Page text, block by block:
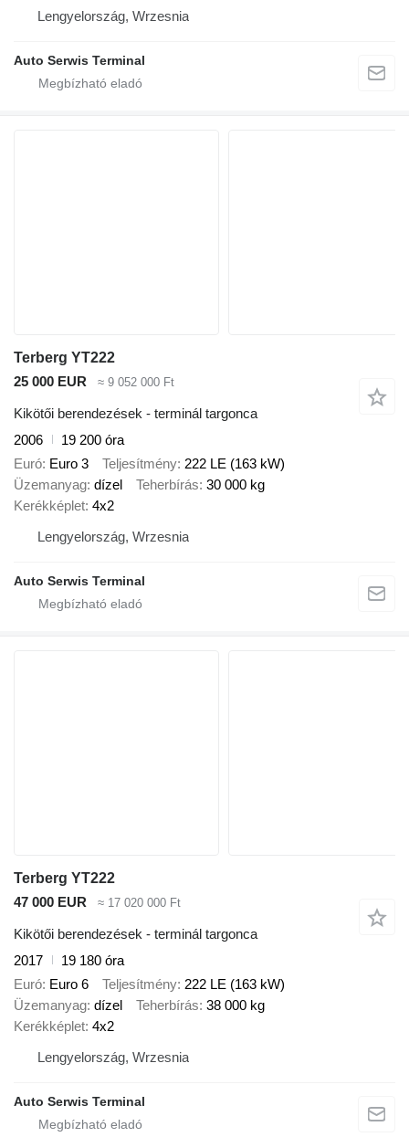
Lengyelország, Wrzesnia
Auto Serwis Terminal
Terberg YT222
25 000 EUR
≈ 9 052 000 Ft
Kikötői berendezések - terminál targonca
2006
19 200 óra
Euró Euro 3 Teljesítmény 222 LE (163 kW)
Üzemanyag dízel Teherbírás 30 000 kg
Kerékképlet 4x2
Lengyelország, Wrzesnia
Auto Serwis Terminal
Terberg YT222
47 000 EUR
≈ 17 020 000 Ft
Kikötői berendezések - terminál targonca
2017
19 180 óra
Euró Euro 6 Teljesítmény 222 LE (163 kW)
Üzemanyag dízel Teherbírás 38 000 kg
Kerékképlet 4x2
Lengyelország, Wrzesnia
Auto Serwis Terminal